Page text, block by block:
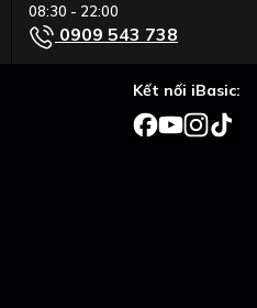
08:30 - 22:00
0909 543 738
Kết nối iBasic: